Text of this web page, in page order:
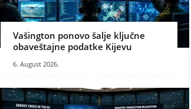
Vašington ponovo šalje ključne
obaveštajne podatke Kijevu
6. August 2026.